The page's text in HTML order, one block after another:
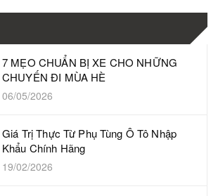
7 MẸO CHUẨN BỊ XE CHO NHỮNG
CHUYẾN ĐI MÙA HÈ
06/05/2026
Giá Trị Thực Từ Phụ Tùng Ô Tô Nhập
Khẩu Chính Hãng
19/02/2026